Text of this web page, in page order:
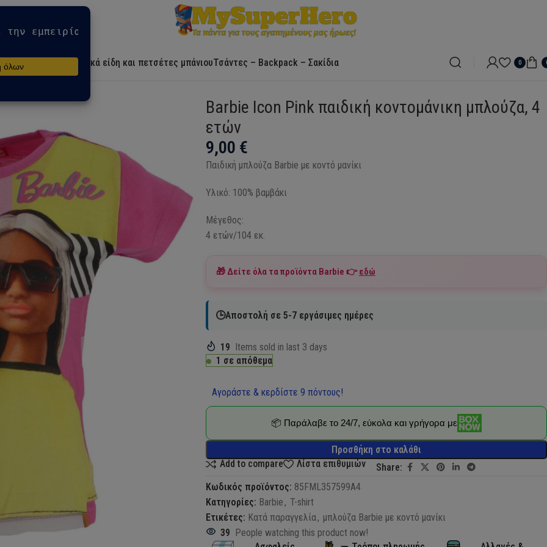
Λευκά είδη και πετσέτες μπάνιουΤσάντες – Backpack – Σακίδια 0
ετών
Barbie Icon Pink παιδική κοντομάνικη μπλούζα, 4
ετών
9,00 €
Παιδική μπλούζα Barbie με κοντό μανίκι
Υλικό: 100% βαμβάκι
Μέγεθος:
4 ετών/104 εκ.
🎁 Δείτε όλα τα προϊόντα Barbie 👉εδώ
🕒Αποστολή σε 5-7 εργάσιμες ημέρες
19 Items sold in last 3 days
1 σε απόθεμα
Αγοράστε & κερδίστε 9 πόντους!
Προσθήκη στο καλάθι
📦 Παράλαβε το 24/7, εύκολα και γρήγορα με
Add to compare Λίστα επιθυμιών
Share:
Κωδικός προϊόντος: 85FML357599A4
Κατηγορίες: Barbie , T-shirt
Ετικέτες: Κατά παραγγελία, μπλούζα Barbie με κοντό μανίκι
39 People watching this product now!